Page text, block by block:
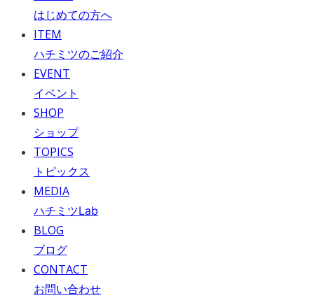
はじめての方へ
ITEM
ハチミツのご紹介
EVENT
イベント
SHOP
ショップ
TOPICS
トピックス
MEDIA
ハチミツLab
BLOG
ブログ
CONTACT
お問い合わせ